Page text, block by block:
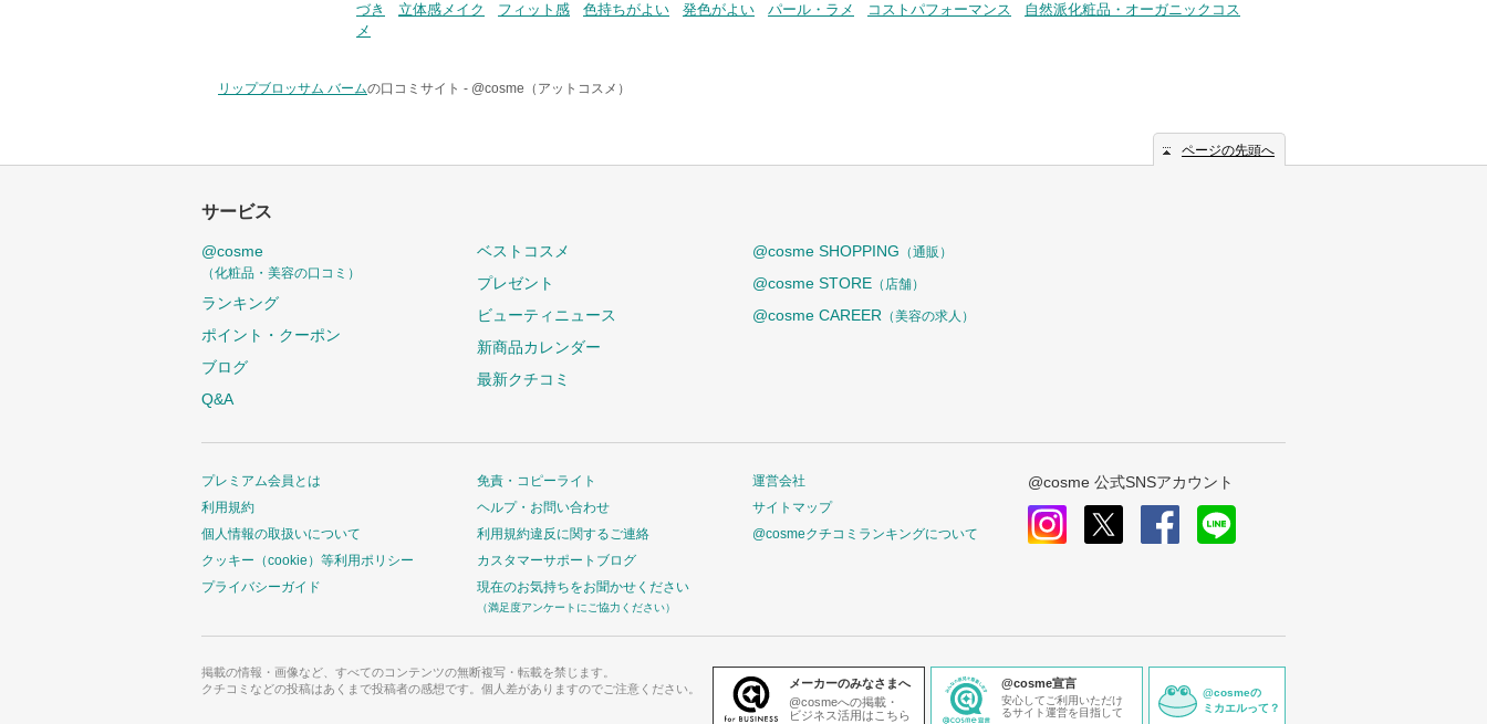
づき
立体感メイク フィット感 色持ちがよい 発色がよい パール・ラメ コストパフォーマンス
自然派化粧品・オーガニックコス
メ
リップブロッサム バームの口コミサイト - @cosme（アットコスメ）
ページの先頭へ
サービス
@cosme
（化粧品・美容の口コミ）
ランキング
ポイント・クーポン
ブログ
Q&A
ベストコスメ
プレゼント
ビューティニュース
新商品カレンダー
最新クチコミ
@cosme SHOPPING （通販）
@cosme STORE （店舗）
@cosme CAREER （美容の求人）
プレミアム会員とは
利用規約
個人情報の取扱いについて
クッキー（cookie）等利用ポリシー
プライバシーガイド
免責・コピーライト
ヘルプ・お問い合わせ
利用規約違反に関するご連絡
カスタマーサポートブログ
現在のお気持ちをお聞かせください
（満足度アンケートにご協力ください）
運営会社
サイトマップ
@cosmeクチコミランキングについて
@cosme 公式SNSアカウント
掲載の情報・画像など、すべてのコンテンツの無断複写・転載を禁じます。
クチコミなどの投稿はあくまで投稿者の感想です。個人差がありますのでご注意ください。
メーカーのみなさまへ
@cosmeへの掲載・
ビジネス活用はこちら
@cosme宣言
安心してご利用いただけ
るサイト運営を目指して
@cosmeの
ミカエルって？